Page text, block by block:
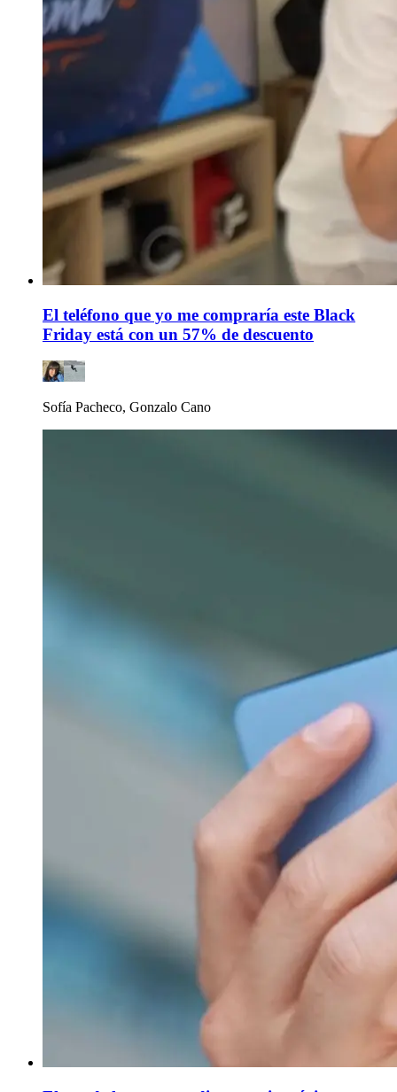
El teléfono que yo me compraría este Black
Friday está con un 57% de descuento
Sofía Pacheco, Gonzalo Cano